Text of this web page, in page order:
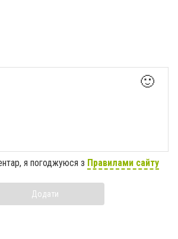
🙂
я погоджуюся з Правилами сайту
Додати